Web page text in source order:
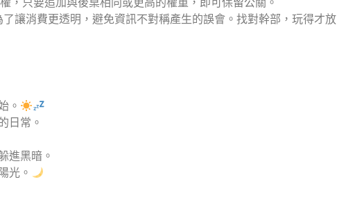
讓消費更透明，避免資訊不對稱產生的誤會。找對幹部，玩得才放
。
日常。
進黑暗。
光。